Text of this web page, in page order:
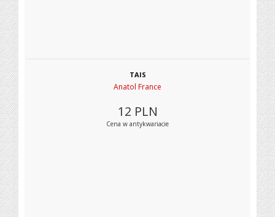
TAIS
Anatol France
12 PLN
Cena w antykwariacie